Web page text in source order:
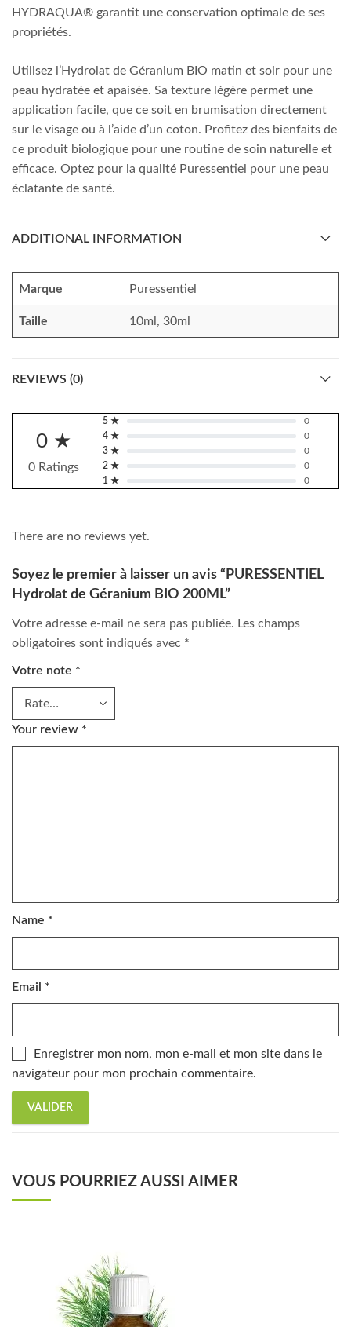
HYDRAQUA® garantit une conservation optimale de ses
propriétés.
Utilisez l’Hydrolat de Géranium BIO matin et soir pour une
peau hydratée et apaisée. Sa texture légère permet une
application facile, que ce soit en brumisation directement
sur le visage ou à l’aide d’un coton. Profitez des bienfaits de
ce produit biologique pour une routine de soin naturelle et
efficace. Optez pour la qualité Puressentiel pour une peau
éclatante de santé.
ADDITIONAL INFORMATION
Marque Puressentiel
Taille 10ml, 30ml
REVIEWS (0)
0 ★
0 Ratings
5 ★
0
4 ★
0
3 ★
0
2 ★
0
1 ★
0
There are no reviews yet.
Soyez le premier à laisser un avis “PURESSENTIEL
Hydrolat de Géranium BIO 200ML”
Votre adresse e-mail ne sera pas publiée. Les champs
obligatoires sont indiqués avec *
Votre note *
Your review *
Name *
Email *
Enregistrer mon nom, mon e-mail et mon site dans le
navigateur pour mon prochain commentaire.
VOUS POURRIEZ AUSSI AIMER